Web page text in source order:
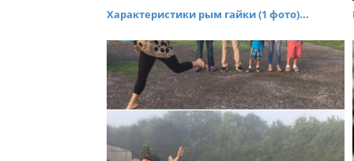
Характеристики рым гайки (1 фото)...